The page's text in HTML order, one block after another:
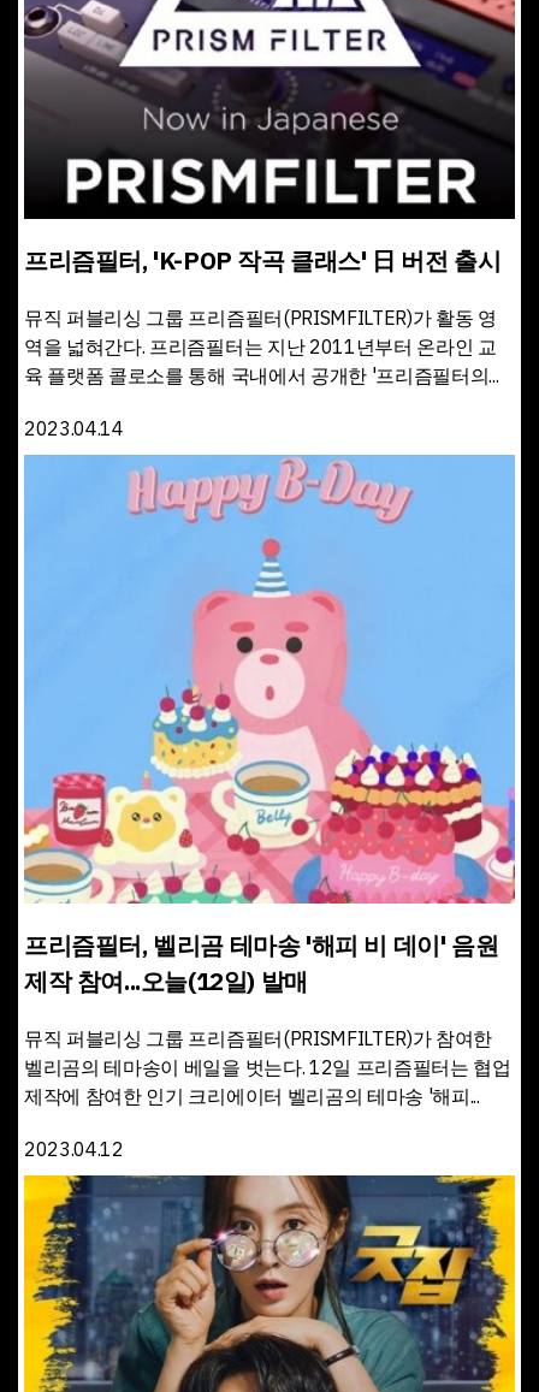
프리즘필터, 'K-POP 작곡 클래스' 日 버전 출시
뮤직 퍼블리싱 그룹 프리즘필터(PRISMFILTER)가 활동 영
역을 넓혀간다. 프리즘필터는 지난 2011년부터 온라인 교
육 플랫폼 콜로소를 통해 국내에서 공개한 '프리즘필터의...
2023.04.14
프리즘필터, 벨리곰 테마송 '해피 비 데이' 음원
제작 참여...오늘(12일) 발매
뮤직 퍼블리싱 그룹 프리즘필터(PRISMFILTER)가 참여한
벨리곰의 테마송이 베일을 벗는다. 12일 프리즘필터는 협업
제작에 참여한 인기 크리에이터 벨리곰의 테마송 '해피...
2023.04.12